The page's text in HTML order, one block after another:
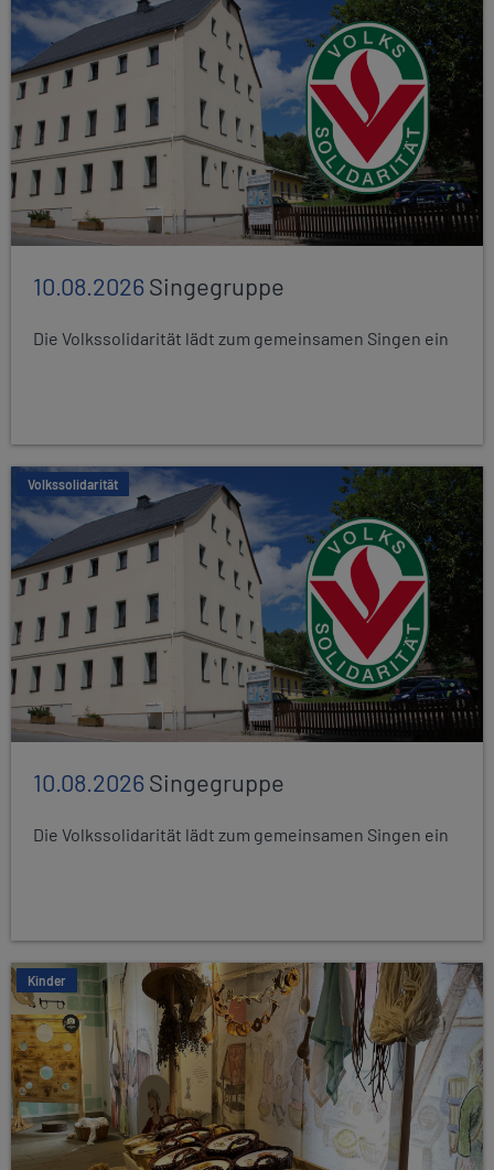
10.08.2026Singegruppe
Die Volkssolidarität lädt zum gemeinsamen Singen ein
Volkssolidarität
10.08.2026Singegruppe
Die Volkssolidarität lädt zum gemeinsamen Singen ein
Kinder